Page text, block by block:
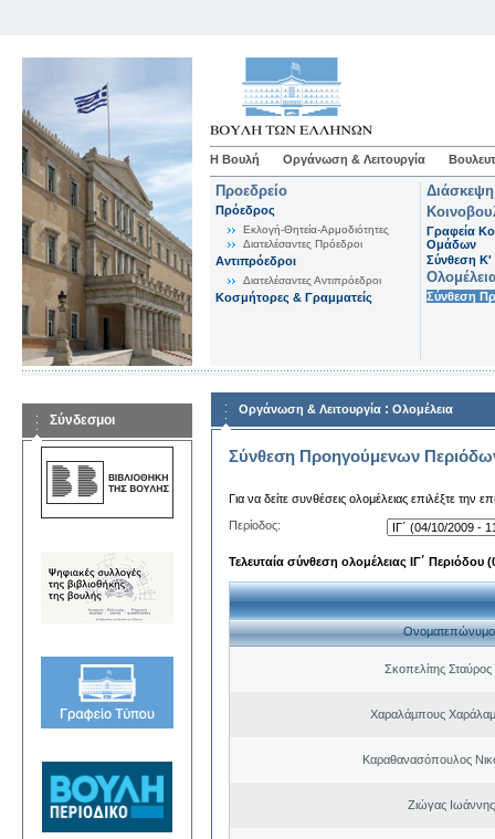
Η Βουλή Οργάνωση & Λειτουργία
Προεδρείο
Πρόεδρος
Εκλογή-Θητεία-Αρμοδιότητες
Διατελέσαντες Πρόεδροι
Αντιπρόεδροι
Διατελέσαντες Αντιπρόεδροι
Κοσμήτορες & Γραμματείς
Γραφεία
Ομάδων
Σύνθεση K'
Σύνθεση
Σύνδεσμοι
Οργάνωση & Λειτουργία : Ολομέλεια
Σύνθεση Προηγούμενων
Για να δείτε συνθέσεις ολομέλειας επιλέξτε την
Περίοδος:
Τελευταία σύνθεση ολομέλειας ΙΓ΄ Περιόδου
Ονοματεπώνυμο
Σκοπελίτης
Χαραλάμπους
Καραθανασόπουλος
Ζιώγας